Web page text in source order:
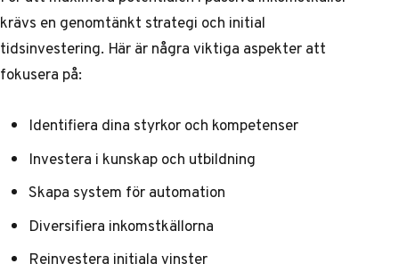
krävs en genomtänkt strategi och initial
tidsinvestering. Här är några viktiga aspekter att
fokusera på:
Identifiera dina styrkor och kompetenser
Investera i kunskap och utbildning
Skapa system för automation
Diversifiera inkomstkällorna
Reinvestera initiala vinster